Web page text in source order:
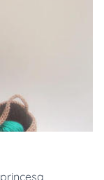
princesa,